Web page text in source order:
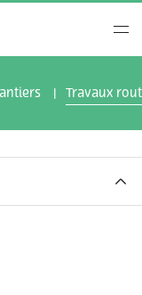
Travaux